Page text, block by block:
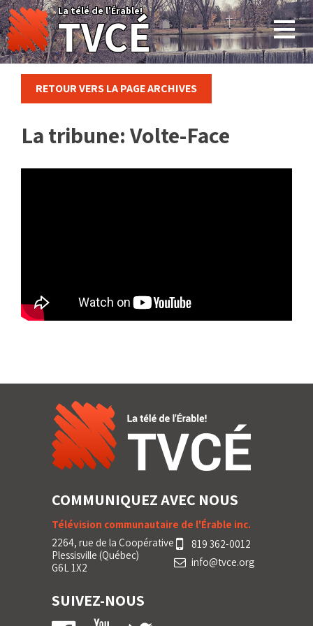
Skip
to
content
La télé de l'Érable!
TVCÉ
RETOUR VERS LA PAGE ARCHIVES
La tribune: Volte-Face
COMMUNIQUEZ AVEC NOUS
Télévision communautaire de l'Érable inc.
2264, rue de la Coopérative
Plessisville (Québec)
G6L 1X2
819 362-0012
info@tvce.org
SUIVEZ-NOUS